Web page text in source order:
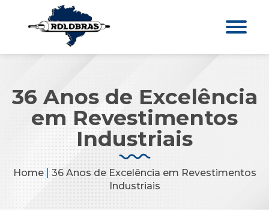
36 Anos de Excelência
em Revestimentos
Industriais
Home| 36 Anos de Excelência em Revestimentos
Industriais